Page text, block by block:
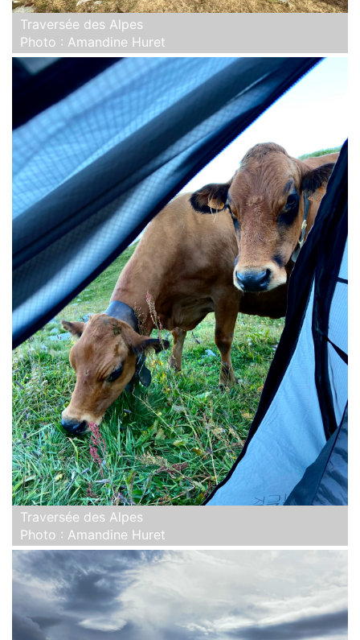
Traversée des Alpes
Photo : Amandine Huret
Traversée des Alpes
Photo : Amandine Huret